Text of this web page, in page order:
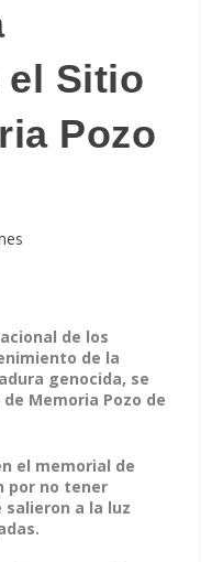
Sitio
Pozo
de los
de la
genocida, se
Memoria Pozo de
el memorial de
por no tener
a la luz